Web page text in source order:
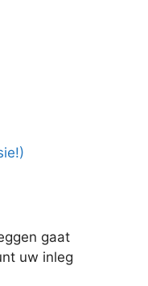
gaat
uw inleg